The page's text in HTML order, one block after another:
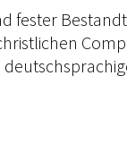
fester